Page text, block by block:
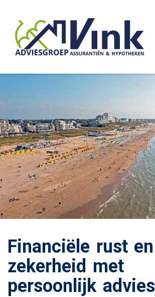
Financiële rust en
zekerheid met
persoonlijk advies